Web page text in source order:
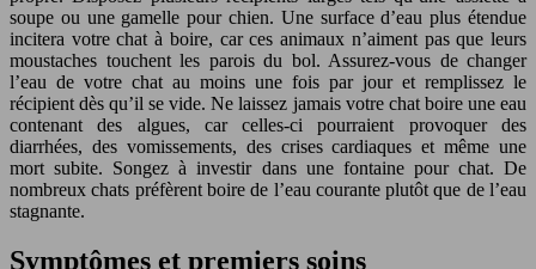
soupe ou une gamelle pour chien. Une surface d’eau plus étendue
incitera votre chat à boire, car ces animaux n’aiment pas que leurs
moustaches touchent les parois du bol. Assurez-vous de changer
l’eau de votre chat au moins une fois par jour et remplissez le
récipient dès qu’il se vide. Ne laissez jamais votre chat boire une eau
contenant des algues, car celles-ci pourraient provoquer des
diarrhées, des vomissements, des crises cardiaques et même une
mort subite. Songez à investir dans une fontaine pour chat. De
nombreux chats préfèrent boire de l’eau courante plutôt que de l’eau
stagnante.
Symptômes et premiers soins